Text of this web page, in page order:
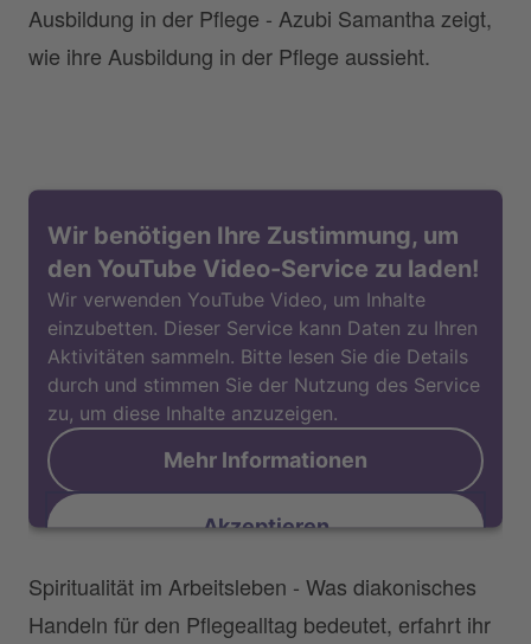
Ausbildung in der Pflege - Azubi Samantha zeigt,
wie ihre Ausbildung in der Pflege aussieht.
Wir benötigen Ihre Zustimmung, um
den YouTube Video-Service zu laden!
Wir verwenden YouTube Video, um Inhalte
einzubetten. Dieser Service kann Daten zu Ihren
Aktivitäten sammeln. Bitte lesen Sie die Details
durch und stimmen Sie der Nutzung des Service
zu, um diese Inhalte anzuzeigen.
Mehr Informationen
Akzeptieren
Spiritualität im Arbeitsleben - Was diakonisches
Handeln für den Pflegealltag bedeutet, erfahrt ihr